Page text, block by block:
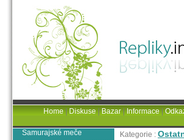
Kategorie :
Samurajské meče
Home|Diskuse|Bazar|Informace|